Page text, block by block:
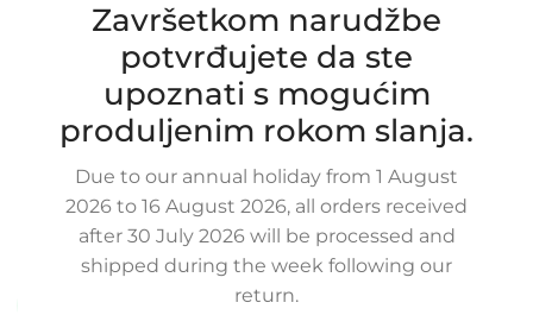
Završetkom narudžbe
potvrđujete da ste
upoznati s mogućim
produljenim rokom slanja.
Due to our annual holiday from 1 August
2026 to 16 August 2026, all orders received
after 30 July 2026 will be processed and
shipped during the week following our
return.
Zamjensko crijevo hladnjaka vode
HYUNDAI GRAND STAREX, 97551-
4H000, 975514H000
8-2-11/ob
Stanje:Novo |Garancija: 5 god jamstva
Dostupno uz narudžbu (isti ili sljedeći radni dan)